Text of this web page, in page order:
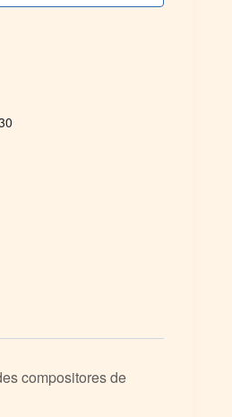
compositores de